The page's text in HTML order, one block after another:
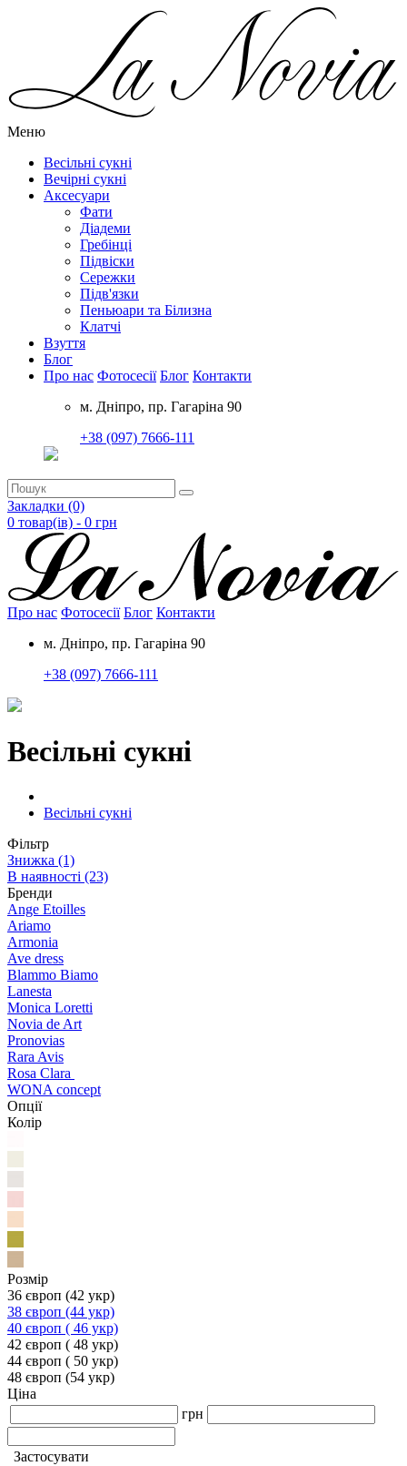
Меню
Весільні сукні
Вечірні сукні
Аксесуари
Фати
Діадеми
Гребінці
Підвіски
Сережки
Підв'язки
Пеньюари та Білизна
Клатчі
Взуття
Блог
Про нас Фотосесії Блог Контакти
м. Дніпро, пр. Гагаріна 90
+38 (097) 7666-111
Закладки (0)
0 товар(ів) - 0 грн
Про нас Фотосесії Блог Контакти
м. Дніпро, пр. Гагаріна 90
+38 (097) 7666-111
Весільні сукні
Весільні сукні
Фільтр
Знижка (1)
В наявності (23)
Бренди
Ange Etoilles
Ariamo
Armonia
Ave dress
Blammo Biamo
Lanesta
Monica Loretti
Novia de Art
Pronovias
Rara Avis
Rosa Clara
WONA concept
Опції
Колір
Розмір
36 європ (42 укр)
38 європ (44 укр)
40 європ ( 46 укр)
42 європ ( 48 укр)
44 європ ( 50 укр)
48 європ (54 укр)
Ціна
грн
Застосувати